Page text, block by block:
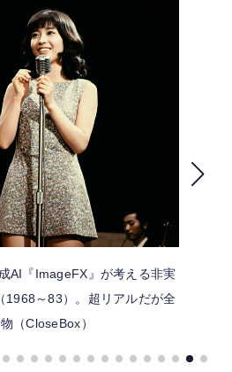
式ストア
FOLLOW US
AI『ImageFX』が考える非実
1968～83）。超リアルだが全
（CloseBox）